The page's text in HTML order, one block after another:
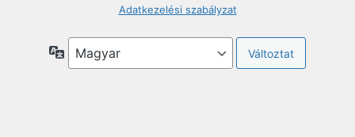
Adatkezelési szabályzat
Nyelv